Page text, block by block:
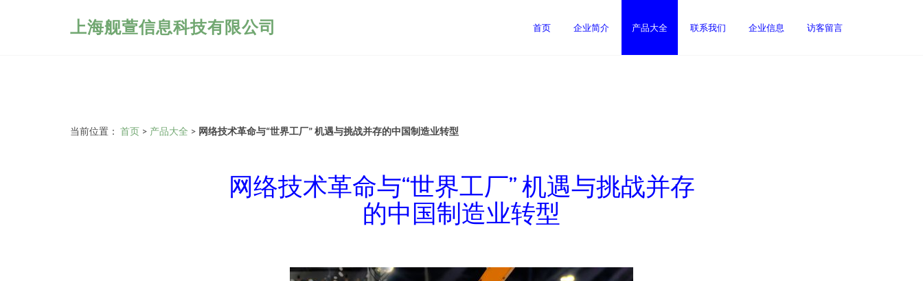
上海舰萱信息科技有限公司 首页 企业简介 产品大全 联系我们 企业信息 访客留言
当前位置： 首页 > 产品大全 > 网络技术革命与“世界工厂” 机遇与挑战并存的中国制造业转型
网络技术革命与“世界工厂” 机遇与挑战并存
的中国制造业转型